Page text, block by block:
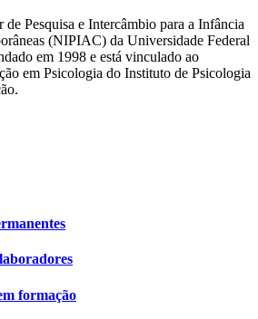
Pesquisa e Intercâmbio para a Infância
(NIPIAC) da Universidade Federal
em 1998 e está vinculado ao
em Psicologia do Instituto de Psicologia
formação